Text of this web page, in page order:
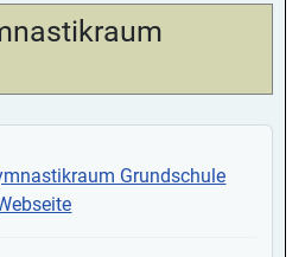
Grundschule